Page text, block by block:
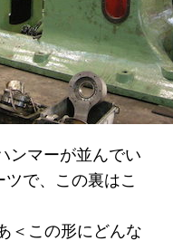
ンマーが並んでい
で、この裏はこ
＜この形にどんな